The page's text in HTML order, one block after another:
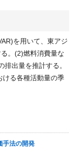
を用いて、東アジ
。(2)燃料消費量な
出量を推計する。
ける各種活動量の季
手法の開発